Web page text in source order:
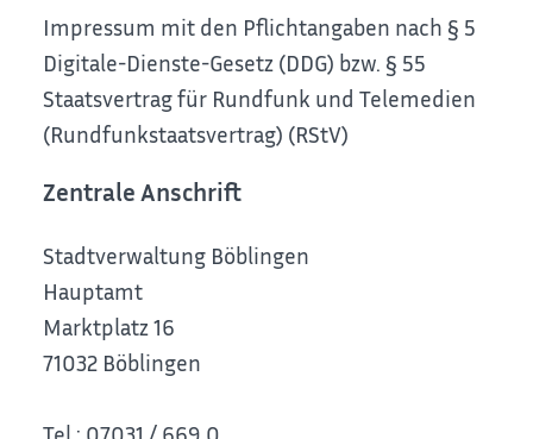
Impressum mit den Pflichtangaben nach § 5
Digitale-Dienste-Gesetz (DDG) bzw. § 55
Staatsvertrag für Rundfunk und Telemedien
(Rundfunkstaatsvertrag) (RStV)
Zentrale Anschrift
Stadtverwaltung Böblingen
Hauptamt
Marktplatz 16
71032 Böblingen